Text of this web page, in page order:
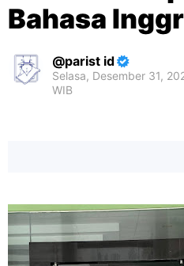
Bahasa
parist id
Selasa, Desember 31,
WIB